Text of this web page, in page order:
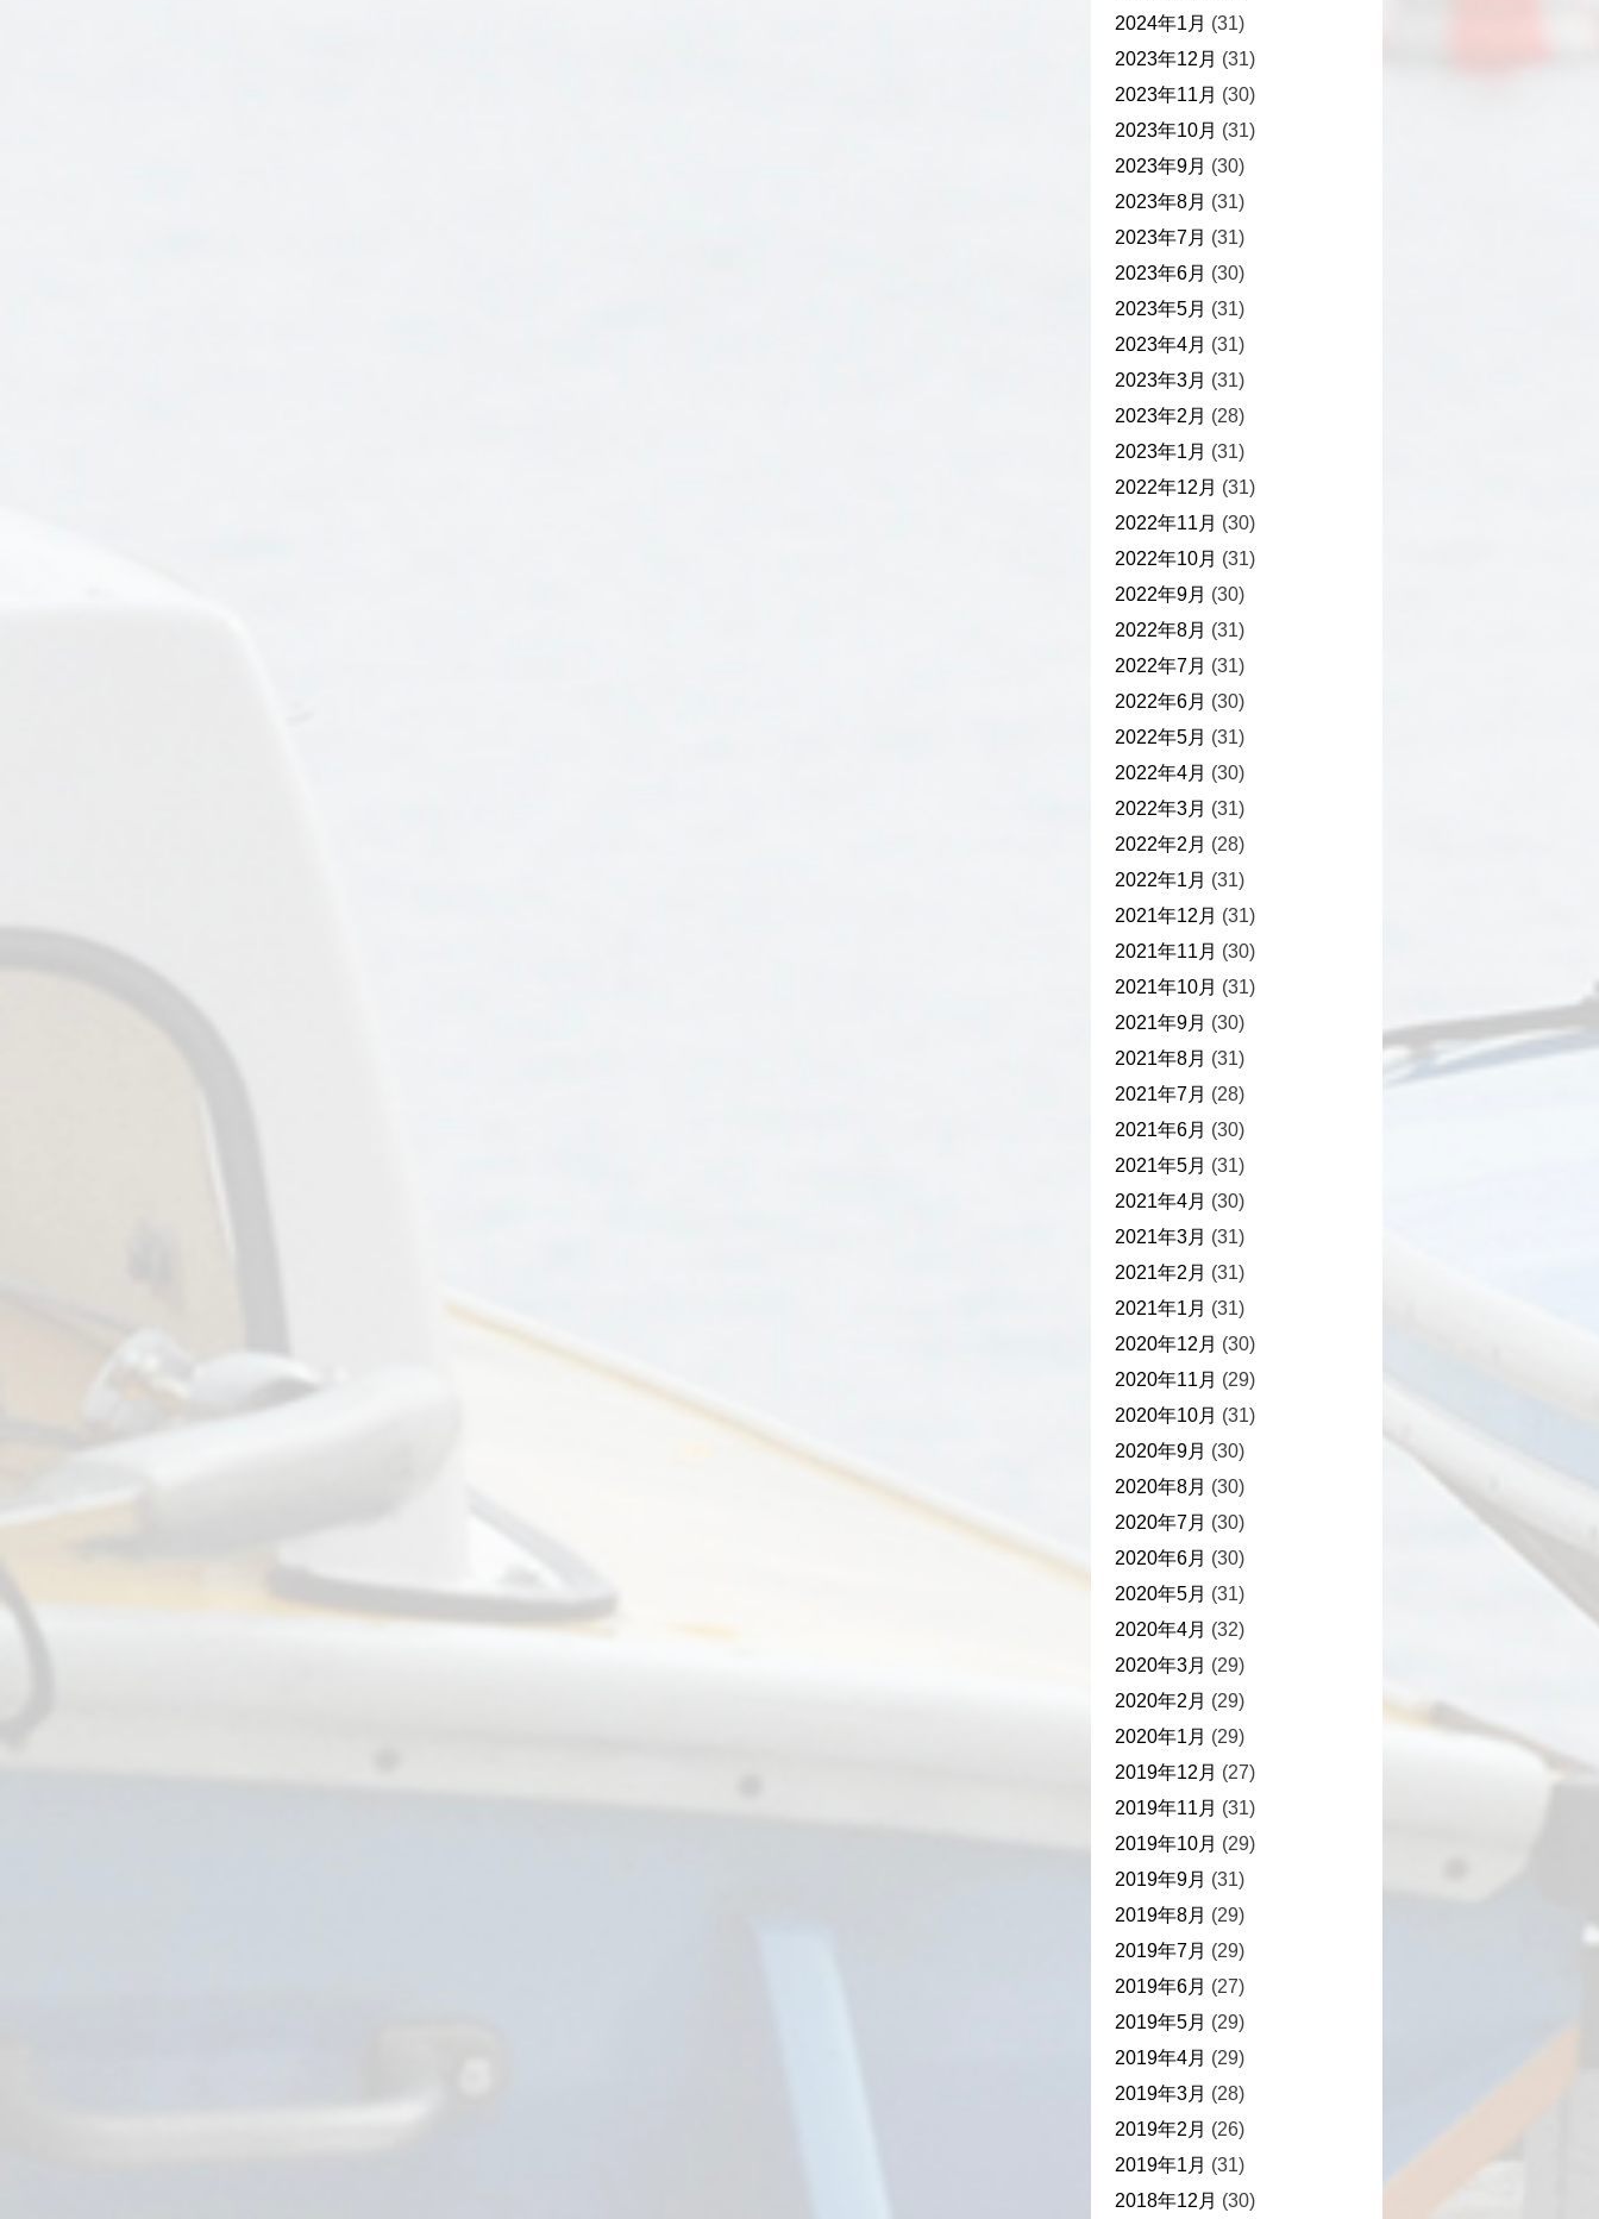
2024年1月 (31)
2023年12月 (31)
2023年11月 (30)
2023年10月 (31)
2023年9月 (30)
2023年8月 (31)
2023年7月 (31)
2023年6月 (30)
2023年5月 (31)
2023年4月 (31)
2023年3月 (31)
2023年2月 (28)
2023年1月 (31)
2022年12月 (31)
2022年11月 (30)
2022年10月 (31)
2022年9月 (30)
2022年8月 (31)
2022年7月 (31)
2022年6月 (30)
2022年5月 (31)
2022年4月 (30)
2022年3月 (31)
2022年2月 (28)
2022年1月 (31)
2021年12月 (31)
2021年11月 (30)
2021年10月 (31)
2021年9月 (30)
2021年8月 (31)
2021年7月 (28)
2021年6月 (30)
2021年5月 (31)
2021年4月 (30)
2021年3月 (31)
2021年2月 (31)
2021年1月 (31)
2020年12月 (30)
2020年11月 (29)
2020年10月 (31)
2020年9月 (30)
2020年8月 (30)
2020年7月 (30)
2020年6月 (30)
2020年5月 (31)
2020年4月 (32)
2020年3月 (29)
2020年2月 (29)
2020年1月 (29)
2019年12月 (27)
2019年11月 (31)
2019年10月 (29)
2019年9月 (31)
2019年8月 (29)
2019年7月 (29)
2019年6月 (27)
2019年5月 (29)
2019年4月 (29)
2019年3月 (28)
2019年2月 (26)
2019年1月 (31)
2018年12月 (30)